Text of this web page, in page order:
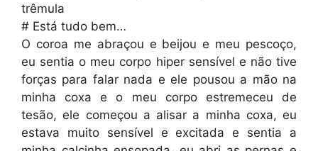
trêmula
# Está tudo bem…
O coroa me abraçou e beijou e meu pescoço,
eu sentia o meu corpo hiper sensível e não tive
forças para falar nada e ele pousou a mão na
minha coxa e o meu corpo estremeceu de
tesão, ele começou a alisar a minha coxa, eu
estava muito sensível e excitada e sentia a